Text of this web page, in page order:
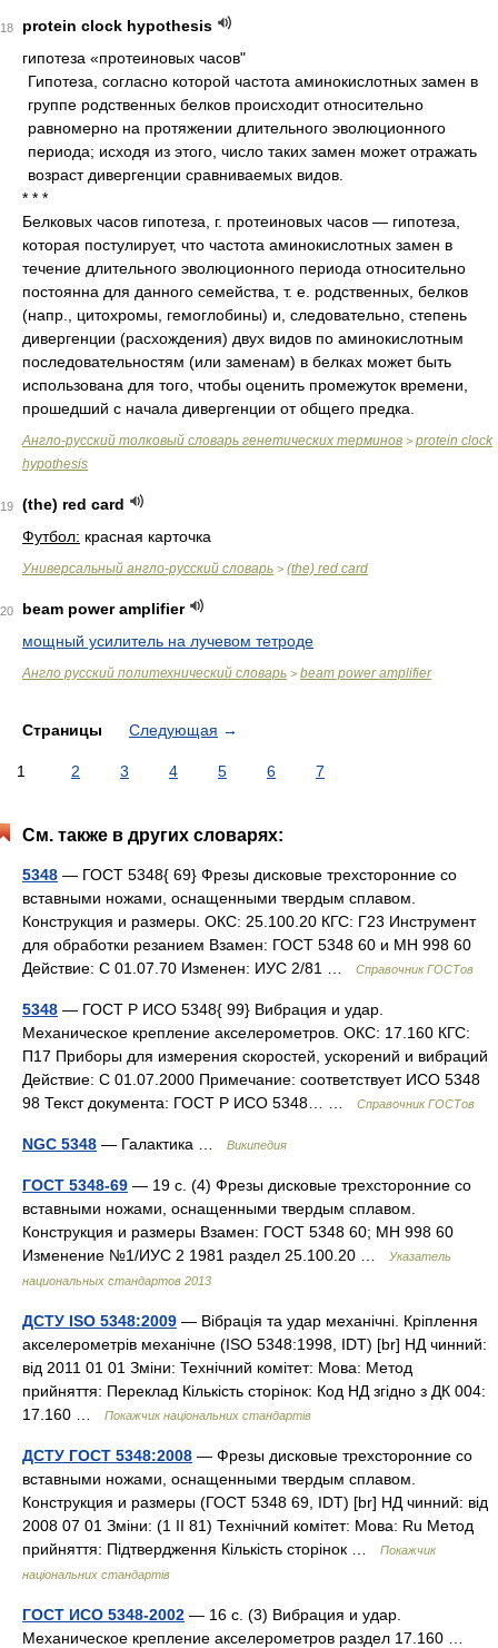
18
protein clock hypothesis
гипотеза «протеиновых часов"
Гипотеза, согласно которой частота аминокислотных замен в
группе родственных белков происходит относительно
равномерно на протяжении длительного эволюционного
периода; исходя из этого, число таких замен может отражать
возраст дивергенции сравниваемых видов.
* * *
Белковых часов гипотеза, г. протеиновых часов — гипотеза,
которая постулирует, что частота аминокислотных замен в
течение длительного эволюционного периода относительно
постоянна для данного семейства, т. е. родственных, белков
(напр., цитохромы, гемоглобины) и, следовательно, степень
дивергенции (расхождения) двух видов по аминокислотным
последовательностям (или заменам) в белках может быть
использована для того, чтобы оценить промежуток времени,
прошедший с начала дивергенции от общего предка.
Англо-русский толковый словарь генетических терминов > protein clock
hypothesis
19
(the) red card
Футбол: красная карточка
Универсальный англо-русский словарь > (the) red card
20
beam power amplifier
мощный усилитель на лучевом тетроде
Англо русский политехнический словарь > beam power amplifier
Страницы Следующая →
1 2 3 4 5 6 7
См. также в других словарях:
5348 — ГОСТ 5348{ 69} Фрезы дисковые трехсторонние со
вставными ножами, оснащенными твердым сплавом.
Конструкция и размеры. ОКС: 25.100.20 КГС: Г23 Инструмент
для обработки резанием Взамен: ГОСТ 5348 60 и МН 998 60
Действие: С 01.07.70 Изменен: ИУС 2/81 …
Справочник ГОСТов
5348 — ГОСТ Р ИСО 5348{ 99} Вибрация и удар.
Механическое крепление акселерометров. ОКС: 17.160 КГС:
П17 Приборы для измерения скоростей, ускорений и вибраций
Действие: С 01.07.2000 Примечание: соответствует ИСО 5348
98 Текст документа: ГОСТ Р ИСО 5348… …
Справочник ГОСТов
NGC 5348 — Галактика … Википедия
ГОСТ 5348-69 — 19 с. (4) Фрезы дисковые трехсторонние со
вставными ножами, оснащенными твердым сплавом.
Конструкция и размеры Взамен: ГОСТ 5348 60; МН 998 60
Изменение №1/ИУС 2 1981 раздел 25.100.20 …
Указатель
национальных стандартов 2013
ДСТУ ISO 5348:2009 — Вібрація та удар механічні. Кріплення
акселерометрів механічне (ISO 5348:1998, IDT) [br] НД чинний:
від 2011 01 01 Зміни: Технічний комітет: Мова: Метод
прийняття: Переклад Кількість сторінок: Код НД згідно з ДК 004:
17.160 …
Покажчик національних стандартів
ДСТУ ГОСТ 5348:2008 — Фрезы дисковые трехсторонние со
вставными ножами, оснащенными твердым сплавом.
Конструкция и размеры (ГОСТ 5348 69, IDT) [br] НД чинний: від
2008 07 01 Зміни: (1 II 81) Технічний комітет: Мова: Ru Метод
прийняття: Підтвердження Кількість сторінок …
Покажчик
національних стандартів
ГОСТ ИСО 5348-2002 — 16 с. (3) Вибрация и удар.
Механическое крепление акселерометров раздел 17.160 …